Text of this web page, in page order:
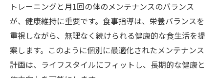
トレーニングと月1回の体のメンテナンスのバランス
が、健康維持に重要です。食事指導は、栄養バランスを
重視しながら、無理なく続けられる健康的な食生活を提
案します。このように個別に最適化されたメンテナンス
計画は、ライフスタイルにフィットし、長期的な健康と